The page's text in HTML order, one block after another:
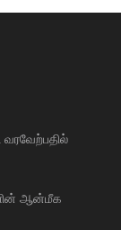
ஆன்மீக